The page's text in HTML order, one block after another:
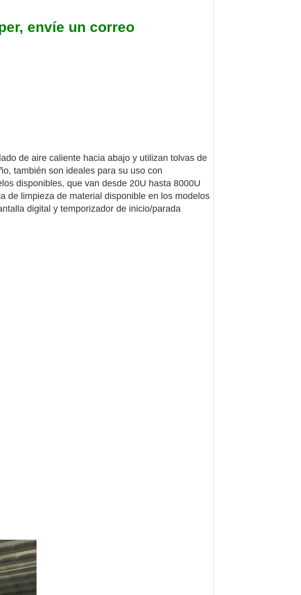
envíe un correo
de aire caliente hacia abajo y utilizan tolvas de
también son ideales para su uso con
disponibles, que van desde 20U hasta 8000U
de limpieza de material disponible en los modelos
digital y temporizador de inicio/parada